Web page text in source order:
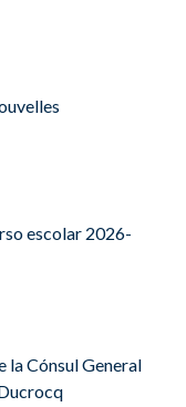
escolar 2026-
la Cónsul General